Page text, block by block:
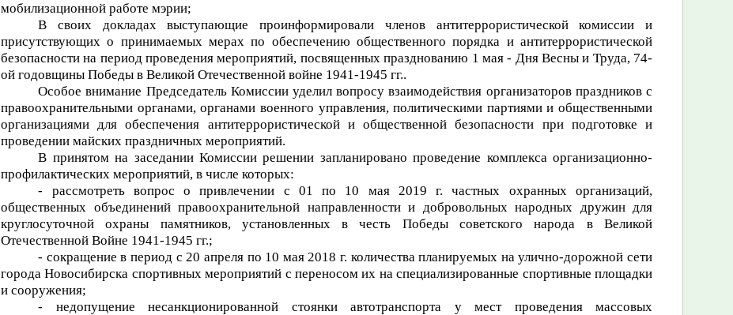
мобилизационной работе мэрии;
В своих докладах выступающие проинформировали членов антитеррористической комиссии и
присутствующих о принимаемых мерах по обеспечению общественного порядка и антитеррористической
безопасности на период проведениямероприятий, посвященных празднованию 1 мая - Дня Весны и Труда, 74-
ой годовщины Победы в Великой Отечественной войне 1941-1945 гг..
Особое внимание Председатель Комиссии уделил вопросу взаимодействия организаторов праздников с
правоохранительными органами, органами военного управления, политическими партиями и общественными
организациями для обеспечения антитеррористической и общественной безопасности при подготовке и
проведении майских праздничных мероприятий.
В принятом на заседании Комиссии решении запланировано проведение комплекса организационно-
профилактических мероприятий, в числе которых:
- рассмотреть вопрос о привлечении с 01 по 10 мая 2019 г. частных охранных организаций,
общественных объединений правоохранительной направленности и добровольных народных дружин для
круглосуточной охраны памятников, установленных в честь Победы советского народа в Великой
Отечественной Войне 1941-1945 гг.;
- сокращение в период с 20 апреля по 10 мая 2018 г. количества планируемых на улично-дорожной сети
города Новосибирска спортивных мероприятий с переносом их на специализированные спортивные площадки
и сооружения;
- недопущение несанкционированной стоянки автотранспорта у мест проведения массовых